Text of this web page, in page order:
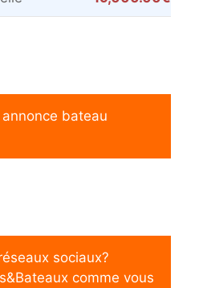
bateau
sociaux?
comme vous